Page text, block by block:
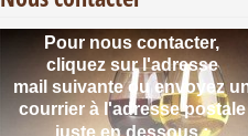
Pour nous contacter,
cliquez sur l'adresse
mail suivante ou envoyez
courrierà l'adresse postale
juste en dessous :